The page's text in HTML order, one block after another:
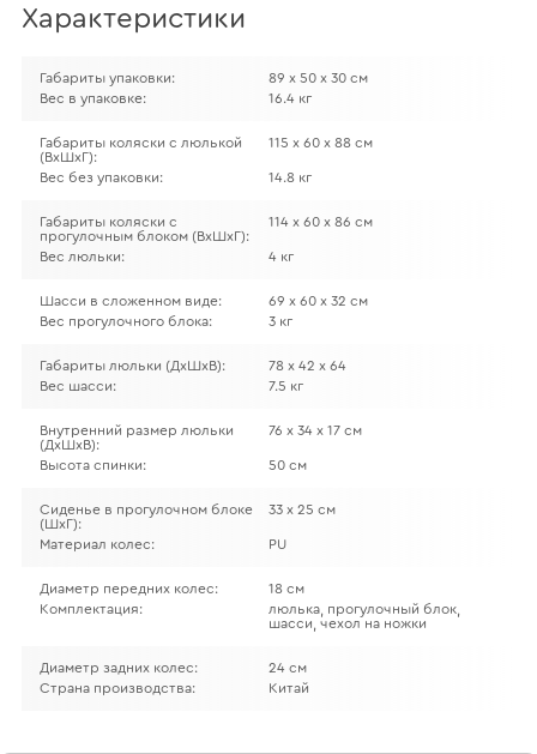
Характеристики
Габариты упаковки:
89 х 50 х 30 см
Вес в упаковке:
16.4 кг
Габариты коляски с люлькой
(ВхШхГ):
115 х 60 х 88 см
Вес без упаковки: 14.8 кг
Габариты коляски с
прогулочным блоком (ВхШхГ):
114 х 60 х 86 см
Вес люльки: 4 кг
Шасси в сложенном виде:
69 х 60 х 32 см
Вес прогулочного блока:
3 кг
Габариты люльки (ДхШхВ):
78 х 42 х 64
Вес шасси:
7.5 кг
Внутренний размер люльки
(ДхШхВ):
76 х 34 х 17 см
Высота спинки: 50 см
Сиденье в прогулочном блоке
(ШхГ):
33 х 25 см
Материал колес: PU
Диаметр передних колес:
18 см
Комплектация:
люлька, прогулочный блок,
шасси, чехол на ножки
Диаметр задних колес:
24 см
Страна производства:
Китай